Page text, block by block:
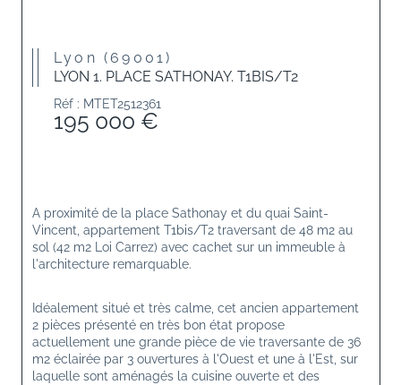
Lyon (69001)
LYON 1. PLACE SATHONAY. T1BIS/T2
Réf : MTET2512361
195 000 €
A proximité de la place Sathonay et du quai Saint-
Vincent, appartement T1bis/T2 traversant de 48 m2 au
sol (42 m2 Loi Carrez) avec cachet sur un immeuble à
l'architecture remarquable.
Idéalement situé et très calme, cet ancien appartement
2 pièces présenté en très bon état propose
actuellement une grande pièce de vie traversante de 36
m2 éclairée par 3 ouvertures à l'Ouest et une à l'Est, sur
laquelle sont aménagés la cuisine ouverte et des